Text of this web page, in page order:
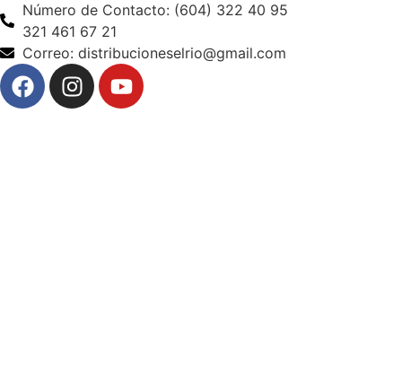
Número de Contacto: (604) 322 40 95
321 461 67 21
Correo: distribucioneselrio@gmail.com